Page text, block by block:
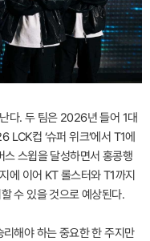
다. 두 팀은 2026년 들어 1대
LCK컵 ‘슈퍼 위크’에서 T1에
스윕을 달성하면서 홍콩행
에 이어 KT 롤스터와 T1까지
수 있을 것으로 예상된다.
해야 하는 중요한 한 주지만